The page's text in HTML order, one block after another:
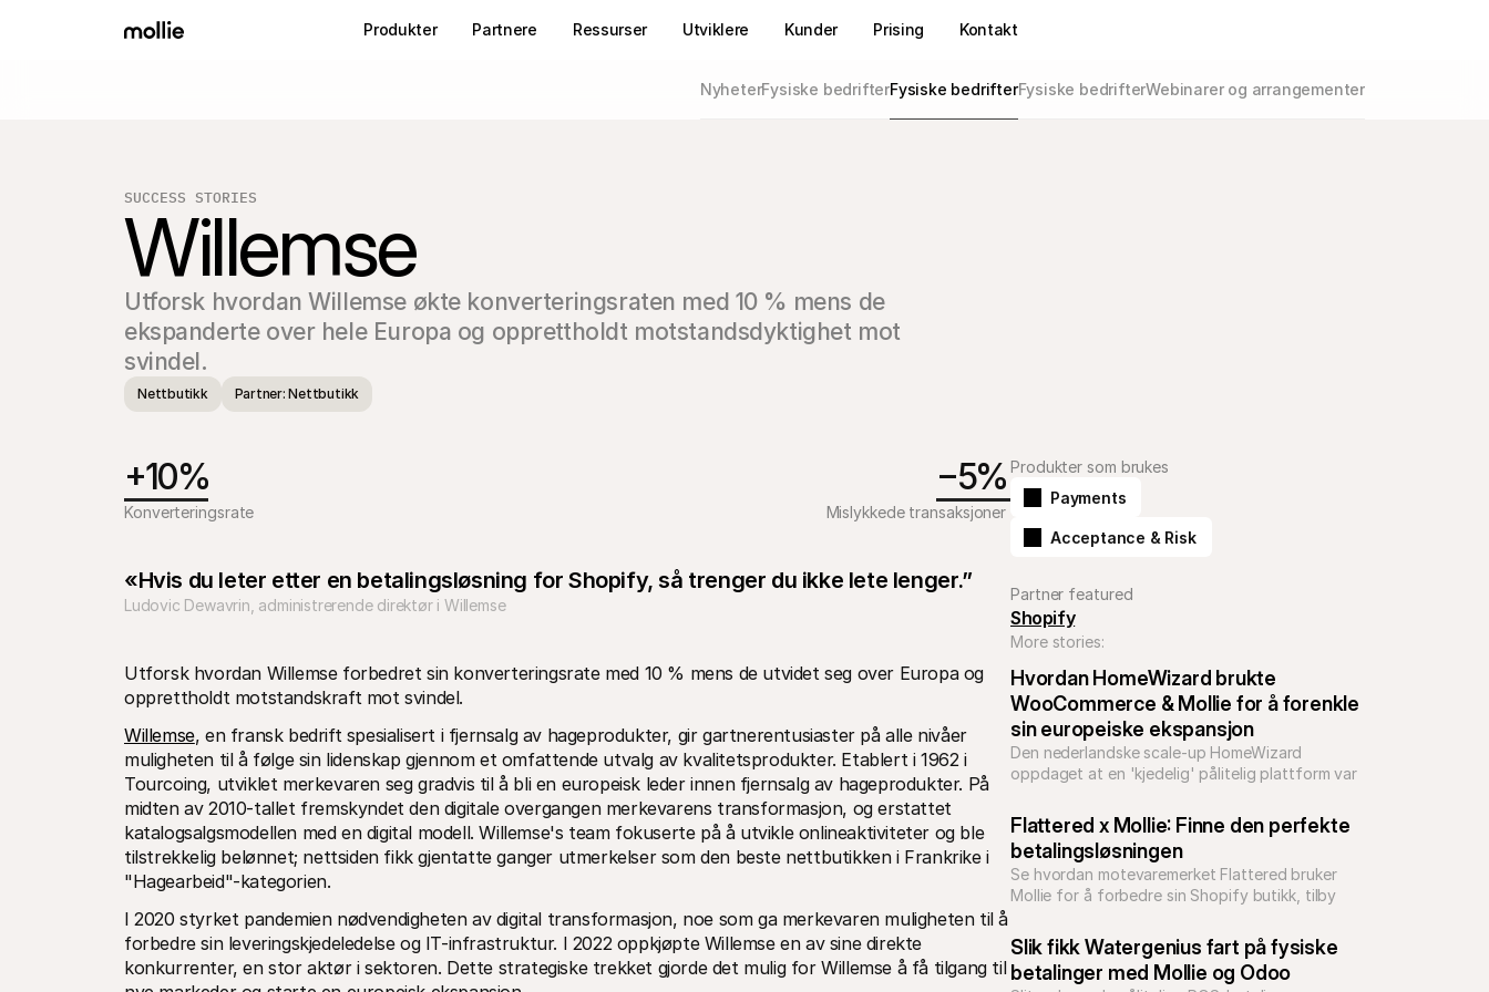
Produkter Partnere Ressurser Utviklere Kunder Prising Kontakt
NyheterFysiske bedrifterFysiske bedrifterFysiske bedrifterWebinarer og arrangementer
SUCCESS STORIES
Willemse
Utforsk hvordan Willemse økte konverteringsraten med 10 % mens de
ekspanderte over hele Europa og opprettholdt motstandsdyktighet mot
svindel.
Nettbutikk Partner: Nettbutikk
+10%
Konverteringsrate
−5%
Mislykkede transaksjoner
«Hvis du leter etter en betalingsløsning for Shopify, så trenger du ikke lete lenger.”
Ludovic Dewavrin, administrerende direktør i Willemse
Utforsk hvordan Willemse forbedret sin konverteringsrate med 10 % mens de utvidet seg over Europa og
opprettholdt motstandskraft mot svindel.
Willemse, en fransk bedrift spesialisert i fjernsalg av hageprodukter, gir gartnerentusiaster på alle nivåer
muligheten til å følge sin lidenskap gjennom et omfattende utvalg av kvalitetsprodukter. Etablert i 1962 i
Tourcoing, utviklet merkevaren seg gradvis til å bli en europeisk leder innen fjernsalg av hageprodukter. På
midten av 2010-tallet fremskyndet den digitale overgangen merkevarens transformasjon, og erstattet
katalogsalgsmodellen med en digital modell. Willemse's team fokuserte på å utvikle onlineaktiviteter og ble
tilstrekkelig belønnet; nettsiden fikk gjentatte ganger utmerkelser som den beste nettbutikken i Frankrike i
"Hagearbeid"-kategorien.
I 2020 styrket pandemien nødvendigheten av digital transformasjon, noe som ga merkevaren muligheten til å
forbedre sin leveringskjedeledelse og IT-infrastruktur. I 2022 oppkjøpte Willemse en av sine direkte
konkurrenter, en stor aktør i sektoren. Dette strategiske trekket gjorde det mulig for Willemse å få tilgang til
Produkter som brukes
Payments
Acceptance & Risk
Partner featured
Shopify
More stories:
Hvordan HomeWizard brukte
WooCommerce & Mollie for å forenkle
sin europeiske ekspansjon
Den nederlandske scale-up HomeWizard
oppdaget at en 'kjedelig' pålitelig plattform var
europeisk ekspansjon med et slankt team.
Flattered x Mollie: Finne den perfekte
betalingsløsningen
Se hvordan motevaremerket Flattered bruker
Mollie for å forbedre sin Shopify butikk, tilby
kostnader for å ekspandere over hele Europa.
Slik fikk Watergenius fart på fysiske
betalinger med Mollie og Odoo